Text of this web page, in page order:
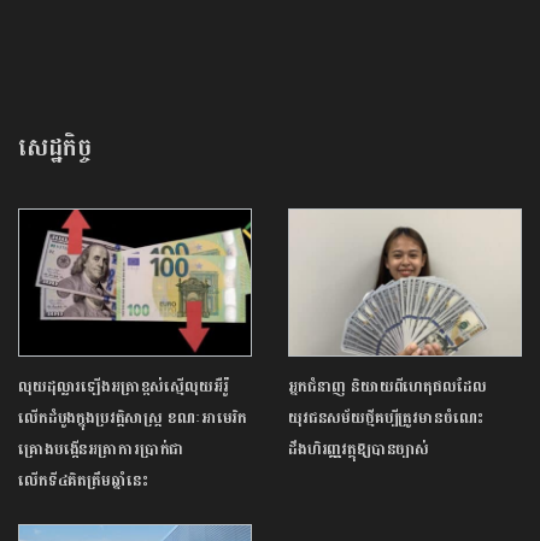
សេដ្ឋកិច្ច
លុយដុល្លារឡើងអត្រាខ្ពស់ស្មើលុយអឺរ៉ូ
លើកដំបូងក្នុងប្រវត្តិសាស្ត្រ ខណៈអាមេរិក
គ្រោងបង្កើនអត្រាការប្រាក់ជា
លើកទី៤គិតត្រឹមឆ្នាំនេះ
អ្នកជំនាញ និយាយពីហេតុផលដែល
យុវជនសម័យថ្មីគប្បីត្រូវមានចំណេះ
ដឹងហិរញ្ញវត្ថុឱ្យបានច្បាស់